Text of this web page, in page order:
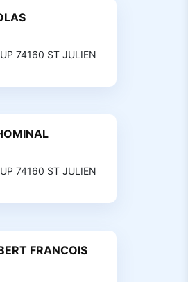
74160 ST JULIEN
74160 ST JULIEN
FRANCOIS